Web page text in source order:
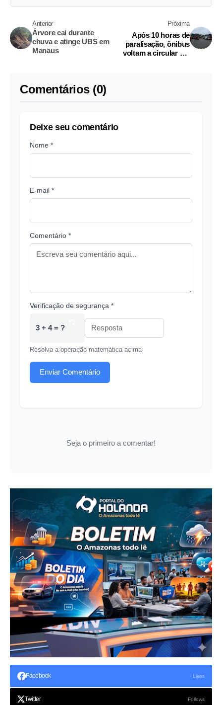
Anterior
Árvore cai durante
chuva e atinge UBS em
Manaus
Próxima
Após 10 horas de
paralisação, ônibus
voltam a circular em
Comentários (0)
Deixe seu comentário
Nome *
E-mail *
Comentário *
Verificação de segurança *
3 + 4 = ?
Resolva a operação matemática acima
Enviar Comentário
Seja o primeiro a comentar!
Facebook Likes
Twitter Follows